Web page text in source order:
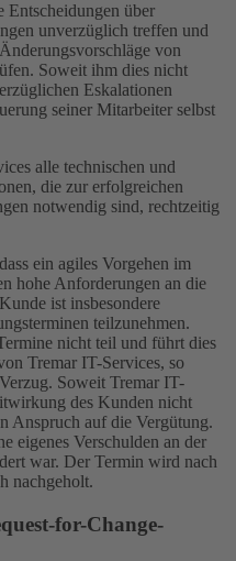
über
unverzüglich treffen und
von
Soweit ihm dies nicht
Eskalationen
seiner Mitarbeiter selbst
alle technischen und
die zur erfolgreichen
notwendig sind, rechtzeitig
ein agiles Vorgehen im
hohe Anforderungen an die
ist insbesondere
teilzunehmen.
nicht teil und führt dies
Tremar IT-Services, so
Soweit Tremar IT-
des Kunden nicht
Anspruch auf die Vergütung.
eigenes Verschulden an der
war. Der Termin wird nach
nachgeholt.
for-Change-